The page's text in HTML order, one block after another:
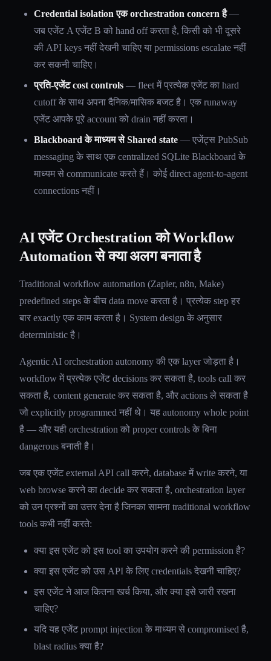
Credential isolation एक orchestration concern है—
जब एजेंट A एजेंट B को hand off करता है, किसी को भी दूसरे
की API keys नहीं देखनी चाहिए या permissions escalate नहीं
कर सकनी चाहिए।
प्रति-एजेंट cost controls — fleet में प्रत्येक एजेंट का hard
cutoff के साथ अपना दैनिक/मासिक बजट है। एक runaway
एजेंट आपके पूरे account को drain नहीं करता।
Blackboard के माध्यम से Shared state — एजेंट्स PubSub
messaging के साथ एक centralized SQLite Blackboard के
माध्यम से communicate करते हैं। कोई direct agent-to-agent
connections नहीं।
AI एजेंट Orchestration को Workflow
Automation से क्या अलग बनाता है
Traditional workflow automation (Zapier, n8n, Make)
predefined steps के बीच data move करता है। प्रत्येक step हर
बार exactly एक काम करता है। System design के अनुसार
deterministic है।
Agentic AI orchestration autonomy की एक layer जोड़ता है।
workflow में प्रत्येक एजेंट decisions कर सकता है, tools call कर
सकता है, content generate कर सकता है, और actions ले सकता है
जो explicitly programmed नहीं थे। यह autonomy whole point
है — और यही orchestration को proper controls के बिना
dangerous बनाती है।
जब एक एजेंट external API call करने, database में write करने, या
web browse करने का decide कर सकता है, orchestration layer
को उन प्रश्नों का उत्तर देना है जिनका सामना traditional workflow
tools कभी नहीं करते:
क्या इस एजेंट को इस tool का उपयोग करने की permission है?
क्या इस एजेंट को उस API के लिए credentials देखनी चाहिए?
इस एजेंट ने आज कितना खर्च किया, और क्या इसे जारी रखना
चाहिए?
यदि यह एजेंट prompt injection के माध्यम से compromised है,
blast radius क्या है?